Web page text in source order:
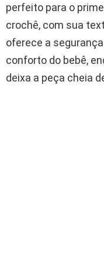
perfeito para o
crochê, com sua
oferece a
conforto do bebê,
deixa a peça cheia